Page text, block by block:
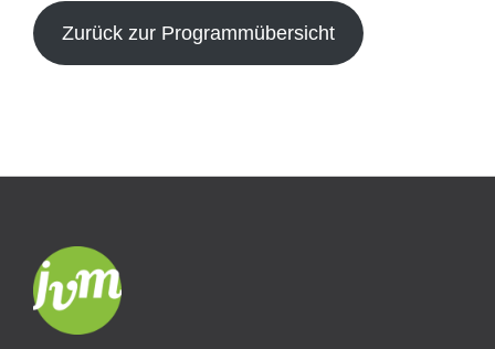
Zurück zur Programmübersicht